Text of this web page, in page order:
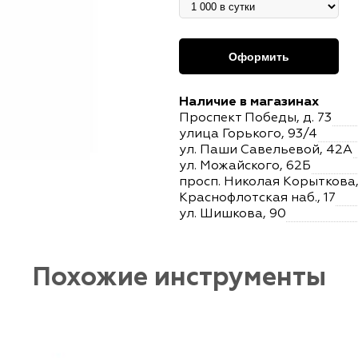
Оформить
Наличие в магазинах
Проспект Победы, д. 73
улица Горького, 93/4
ул. Паши Савельевой, 42А
ул. Можайского, 62Б
просп. Николая
Краснофлотская наб., 17
ул. Шишкова, 90
Похожие инструменты